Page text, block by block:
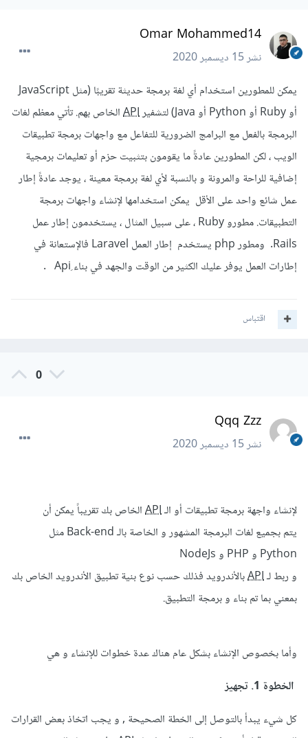
Omar Mohammed14
نشر15 ديسمبر 2020
يمكن للمطورين استخدام أي لغة برمجة حديثة تقريبًا (مثل JavaScript
أو Ruby أو Python أو Java) لتشفير
APIالخاص بهم. تأتي معظم لغات
البرمجة بالفعل مع البرامج الضرورية للتفاعل مع واجهات برمجة تطبيقات
الويب ، لكن المطورين عادةً ما يقومون بتثبيت حزم أو تعليمات برمجية
إضافية للراحة والمرونة و بالنسبة لأي لغة برمجة معينة ، يوجد عادةً إطار
عمل شائع واحد على الأقل يمكن استخدامها لإنشاء واجهات برمجة
التطبيقات. مطورو Ruby ، على سبيل المثال ، يستخدمون إطار عمل
Rails. ومطور php يستخدم إطار العمل Laravel فالإستعانة في
إطارات العمل يوفر عليك الكثير من الوقت والجهد في بناء ِApi .
اقتباس
0
Qqq Zzz
نشر15 ديسمبر 2020
لإنشاء واجهة برمجة تطبيقات أو الـAPIالخاص بك تقريباً يمكن أن
يتم بجميع لغات البرمجة المشهور و الخاصة بالـ Back-end مثل
Python و PHP و NodeJs
و ربط لـAPIبالأندرويد فذلك حسب نوع بنية تطبيق الأندرويد الخاص بك
بمعني بما تم بناء و برمجة التطبيق.
وأما بخصوص الإنشاء بشكل عام هناك عدة خطوات للإنشاء و هي
الخطوة 1. تجهيز
كل شيء يبدأ بالتوصل إلى الخطة الصحيحة , و يجب اتخاذ بعض القرارات